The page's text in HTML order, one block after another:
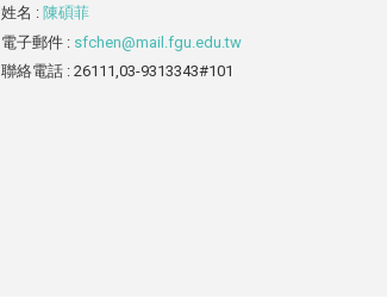
姓名 : 陳碩菲
電子郵件 : sfchen@mail.fgu.edu.tw
聯絡電話 : 26111,03-9313343#101